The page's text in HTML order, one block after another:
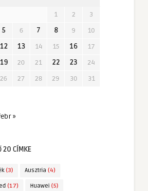
1 2
3
5 6 7 8 9
10
12 13 14 15 16
17
19 20 21 22 23
24
26 27 28 29 30 31
»
20 CÍMKE
(3) Ausztria (4)
(17) Huawei (5)